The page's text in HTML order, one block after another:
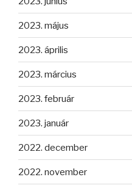
2023. május
2023. április
2023. március
2023. február
2023. január
2022. december
2022. november